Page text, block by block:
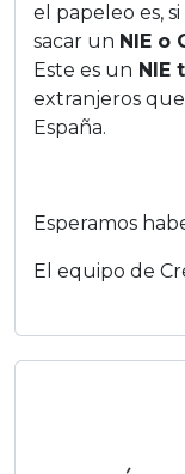
el papeleo es,
sacar un NIE o
Este es un NIE
extranjeros
España.
Esperamos
El equipo de